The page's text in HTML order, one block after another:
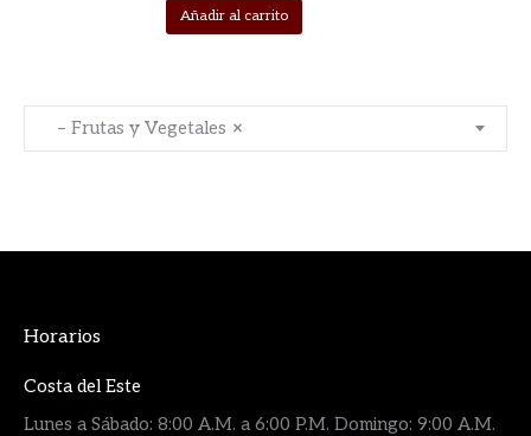
Añadir al carrito
×
– Frutas y Vegetales
Horarios
Costa del Este
Lunes a Sábado: 8:00 A.M. a 6:00 P.M. Domingo: 9:00 A.M.